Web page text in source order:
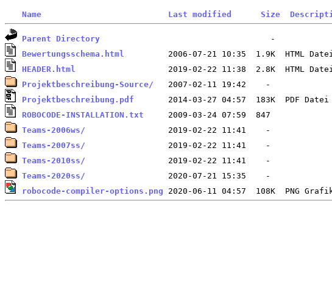
Name Last modified Size
Parent Directory
Bewertungsschema.html
HEADER.html
Projektbeschreibung-Source/
Projektbeschreibung.pdf
ROBOCODE-INSTALLATION.txt
Teams-2006ws/
Teams-2007ss/
Teams-2010ss/
Teams-2020ss/
robocode-compiler-options.png